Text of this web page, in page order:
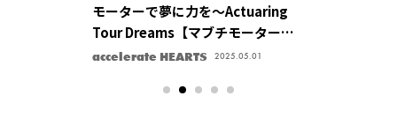
モーターで夢に力を〜Actuaring
Tour Dreams【マブチモーター株
式会社】
accelerate HEARTS 2025.05.01